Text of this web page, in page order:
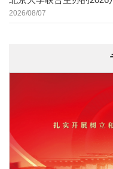
2026/08/07